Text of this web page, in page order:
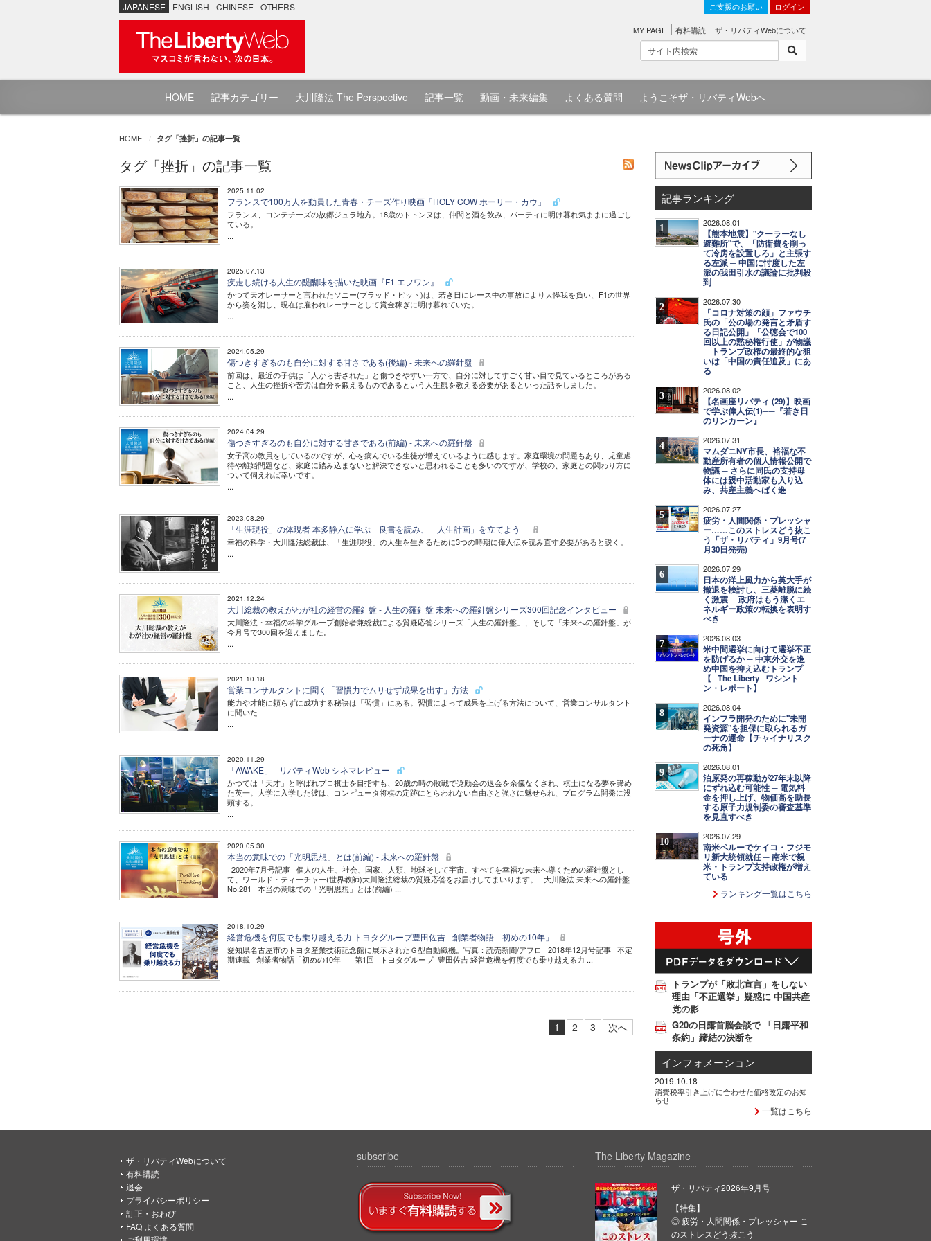
JAPANESE ENGLISH CHINESE OTHERS ご支援のお願い ログイン
MY PAGE 有料購読 ザ・リバティWebについて
HOME 記事カテゴリー 大川隆法 The Perspective 記事一覧 動画・未来編集 よくある質問 ようこそザ・リバティWebへ
HOME タグ「挫折」の記事一覧
タグ「挫折」の記事一覧
2025.11.02
フランスで100万人を動員した青春・チーズ作り映画「HOLY COW ホーリー・カウ」
フランス、コンテチーズの故郷ジュラ地方。18歳のトトンヌは、仲間と酒を飲み、パーティに明け暮れ気ままに過ごし
ている。
...
2025.07.13
疾走し続ける人生の醍醐味を描いた映画『F1 エフワン』
かつて天才レーサーと言われたソニー(ブラッド・ピット)は、若き日にレース中の事故により大怪我を負い、F1の世界
から姿を消し、現在は雇われレーサーとして賞金稼ぎに明け暮れていた。
...
2024.05.29
傷つきすぎるのも自分に対する甘さである(後編) - 未来への羅針盤
前回は、最近の子供は「人から害された」と傷つきやすい一方で、自分に対してすごく甘い目で見ているところがある
こと、人生の挫折や苦労は自分を鍛えるものであるという人生観を教える必要があるといった話をしました。
...
2024.04.29
傷つきすぎるのも自分に対する甘さである(前編) - 未来への羅針盤
女子高の教員をしているのですが、心を病んでいる生徒が増えているように感じます。家庭環境の問題もあり、児童虐
待や離婚問題など、家庭に踏み込まないと解決できないと思われることも多いのですが、学校の、家庭との関わり方に
ついて伺えれば幸いです。
...
2023.08.29
「生涯現役」の体現者 本多静六に学ぶ ─良書を読み、「人生計画」を立てよう─
幸福の科学・大川隆法総裁は、「生涯現役」の人生を生きるために3つの時期に偉人伝を読み直す必要があると説く。
...
2021.12.24
大川総裁の教えがわが社の経営の羅針盤 - 人生の羅針盤 未来への羅針盤シリーズ300回記念インタビュー
大川隆法・幸福の科学グループ創始者兼総裁による質疑応答シリーズ「人生の羅針盤」、そして「未来への羅針盤」が
今月号で300回を迎えました。
...
2021.10.18
営業コンサルタントに聞く「習慣力でムリせず成果を出す」方法
能力や才能に頼らずに成功する秘訣は「習慣」にある。習慣によって成果を上げる方法について、営業コンサルタント
に聞いた
...
2020.11.29
「AWAKE」 - リバティWeb シネマレビュー
かつては「天才」と呼ばれプロ棋士を目指すも、20歳の時の敗戦で奨励会の退会を余儀なくされ、棋士になる夢を諦め
た英一。大学に入学した彼は、コンピュータ将棋の定跡にとらわれない自由さと強さに魅せられ、プログラム開発に没
頭する。
...
2020.05.30
本当の意味での「光明思想」とは(前編) - 未来への羅針盤
2020年7月号記事 個人の人生、社会、国家、人類、地球そして宇宙。すべてを幸福な未来へ導くための羅針盤とし
て、ワールド・ティーチャー(世界教師)大川隆法総裁の質疑応答をお届けしてまいります。 大川隆法 未来への羅針盤
No.281 本当の意味での「光明思想」とは(前編) ...
2018.10.29
経営危機を何度でも乗り越える力 トヨタグループ豊田佐吉 - 創業者物語「初めの10年」
愛知県名古屋市のトヨタ産業技術記念館に展示されたＧ型自動織機。写真：読売新聞/アフロ 2018年12月号記事 不定
期連載 創業者物語「初めの10年」 第1回 トヨタグループ 豊田佐吉 経営危機を何度でも乗り越える力 ...
1 2 3 次へ
記事ランキング
1 2026.08.01
【熊本地震】"クーラーなし
避難所"で、「防衛費を削っ
て冷房を設置しろ」と主張す
る左派 ─ 中国に忖度した左
派の我田引水の議論に批判殺
到
2 2026.07.30
「コロナ対策の顔」ファウチ
氏の「公の場の発言と矛盾す
る日記公開」「公聴会で100
回以上の黙秘権行使」が物議
─ トランプ政権の最終的な狙
いは「中国の責任追及」にあ
る
3 2026.08.02
【名画座リバティ (29)】映画
で学ぶ偉人伝(1)──『若き日
のリンカーン』
4 2026.07.31
マムダニNY市長、裕福な不
動産所有者の個人情報公開で
物議 ─ さらに同氏の支持母
体には親中活動家も入り込
み、共産主義へばく進
5 2026.07.27
疲労・人間関係・プレッシャ
ー……このストレスどう抜こ
う「ザ・リバティ」9月号(7
月30日発売)
6 2026.07.29
日本の洋上風力から英大手が
撤退を検討し、三菱離脱に続
く激震 ─ 政府はもう潔くエ
ネルギー政策の転換を表明す
べき
7 2026.08.03
米中間選挙に向けて選挙不正
を防げるか ─ 中東外交を進
め中国を抑え込むトランプ
【─The Liberty─ワシント
ン・レポート】
8 2026.08.04
インフラ開発のために"未開
発資源"を担保に取られるガ
ーナの運命【チャイナリスク
の死角】
9 2026.08.01
泊原発の再稼動が27年末以降
にずれ込む可能性 ─ 電気料
金を押し上げ、物価高を助長
する原子力規制委の審査基準
を見直すべき
10 2026.07.29
南米ペルーでケイコ・フジモ
リ新大統領就任 ─ 南米で親
米・トランプ支持政権が増え
ている
ランキング一覧はこちら
トランプが「敗北宣言」をしない
理由「不正選挙」疑惑に 中国共産
党の影
G20の日露首脳会談で 「日露平和
条約」締結の決断を
インフォメーション
2019.10.18
消費税率引き上げに合わせた価格改定のお知
らせ
一覧はこちら
ザ・リバティWebについて
有料購読
退会
プライバシーポリシー
訂正・おわび
FAQ よくある質問
subscribe The Liberty Magazine
ザ・リバティ2026年9月号
【特集】
◎ 疲労・人間関係・プレッシャー こ
のストレスどう抜こう